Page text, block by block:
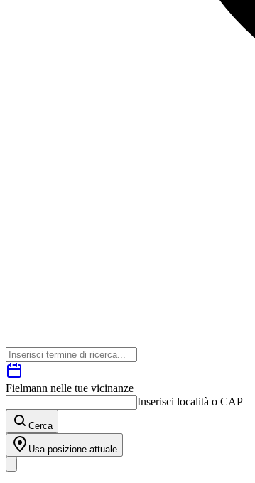
Fielmann nelle tue vicinanze
Inserisci località o CAP
Cerca
Usa posizione attuale